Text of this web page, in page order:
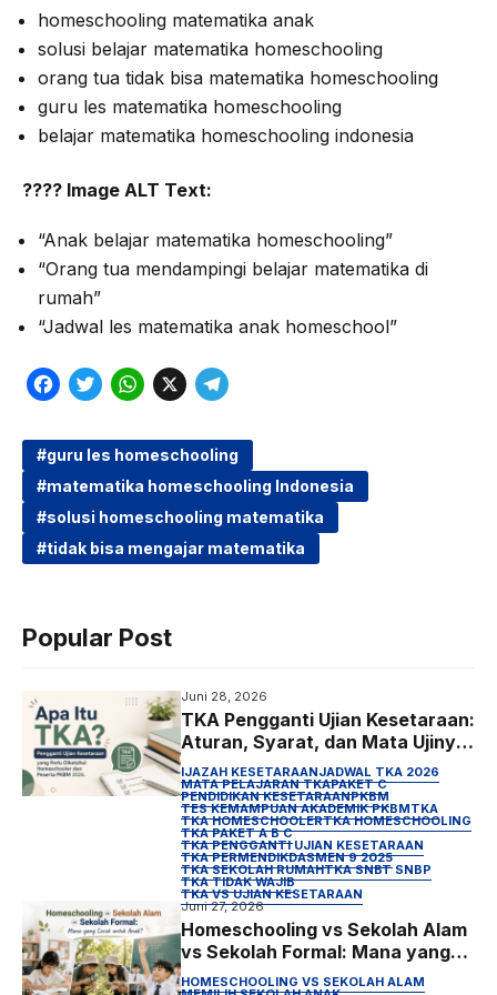
homeschooling matematika anak
solusi belajar matematika homeschooling
orang tua tidak bisa matematika homeschooling
guru les matematika homeschooling
belajar matematika homeschooling indonesia
???? Image ALT Text:
“Anak belajar matematika homeschooling”
“Orang tua mendampingi belajar matematika di
rumah”
“Jadwal les matematika anak homeschool”
F
c
e
b
o
T
i
t
t
e
W
a
t
s
A
X
T
l
e
g
r
guru les homeschooling
matematika homeschooling Indonesia
solusi homeschooling matematika
tidak bisa mengajar matematika
Popular Post
Juni 28, 2026
TKA Pengganti Ujian Kesetaraan:
Aturan, Syarat, dan Mata Ujinya
untuk Anak Homeschooling
IJAZAH KESETARAANJADWAL TKA 2026
MATA PELAJARAN TKAPAKET C
PENDIDIKAN KESETARAANPKBM
TES KEMAMPUAN AKADEMIK PKBMTKA
TKA HOMESCHOOLERTKA HOMESCHOOLING
TKA PAKET A B C
TKA PENGGANTI UJIAN KESETARAAN
TKA PERMENDIKDASMEN 9 2025
TKA SEKOLAH RUMAHTKA SNBT SNBP
TKA TIDAK WAJIB
TKA VS UJIAN KESETARAAN
Juni 27, 2026
Homeschooling vs Sekolah Alam
vs Sekolah Formal: Mana yang
Cocok untuk Anak?
HOMESCHOOLING VS SEKOLAH ALAM